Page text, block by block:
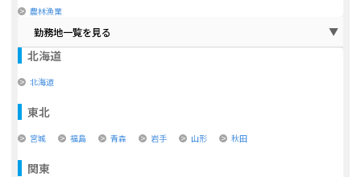
農林漁業
勤務地一覧を見る
北海道
北海道
東北
宮城 福島 青森 岩手 山形 秋田
関東